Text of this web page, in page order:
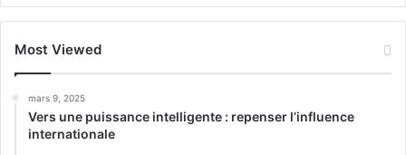
Most Viewed
mars 9, 2025
Vers une puissance intelligente : repenser l’influence
internationale